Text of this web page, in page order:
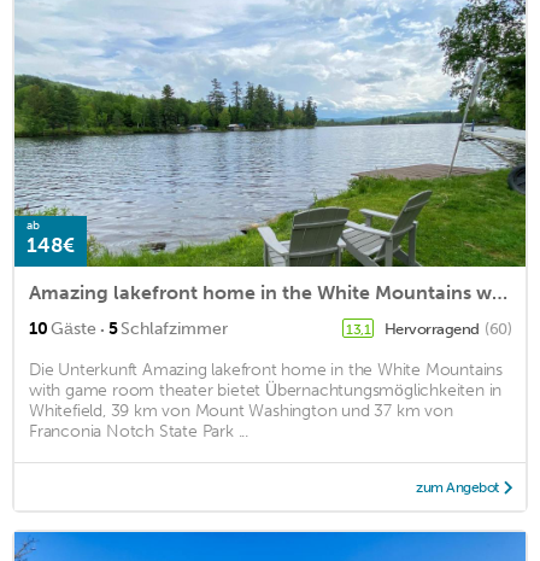
ab
148€
Amazing lakefront home in the White Mountains with game room theater
10Gäste · 5Schlafzimmer 13,1 Hervorragend (60)
Die Unterkunft Amazing lakefront home in the White Mountains
with game room theater bietet Übernachtungsmöglichkeiten in
Whitefield, 39 km von Mount Washington und 37 km von
Franconia Notch State Park ...
zum Angebot